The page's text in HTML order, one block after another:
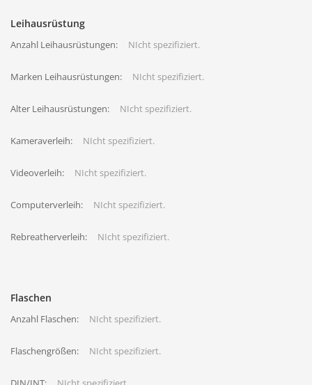
Leihausrüstung
Anzahl Leihausrüstungen: NIcht spezifiziert.
Marken Leihausrüstungen: NIcht spezifiziert.
Alter Leihausrüstungen: NIcht spezifiziert.
Kameraverleih: NIcht spezifiziert.
Videoverleih: NIcht spezifiziert.
Computerverleih: NIcht spezifiziert.
Rebreatherverleih: NIcht spezifiziert.
Flaschen
Anzahl Flaschen: NIcht spezifiziert.
Flaschengrößen: NIcht spezifiziert.